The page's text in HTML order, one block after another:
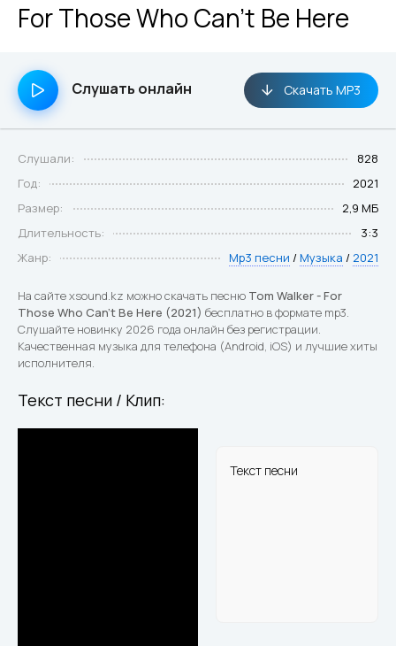
For Those Who Can't Be Here
Слушать онлайн Скачать MP3
Слушали:
828
Год:
2021
Размер:
2,9 МБ
Длительность:
3:3
Жанр:
Mp3 песни / Музыка / 2021
На сайте xsound.kz можно скачать песню Tom Walker - For
Those Who Can't Be Here (2021) бесплатно в формате mp3.
Слушайте новинку 2026 года онлайн без регистрации.
Качественная музыка для телефона (Android, iOS) и лучшие хиты
исполнителя.
Текст песни / Клип:
Текст песни